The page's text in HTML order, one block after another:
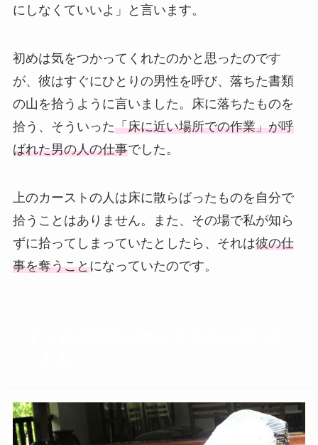
にしなくていいよ」と言います。
初めは気をつかってくれたのかと思ったのです
が、彼はすぐにひとりの男性を呼び、落ちた書類
の山を拾うように言いました。床に落ちたものを
拾う、そういった「床に近い場所での作業」が呼
ばれた男の人の仕事でした。
上のカーストの人は床に散らばったものを自分で
拾うことはありません。また、その場で私が知ら
ずに拾ってしまっていたとしたら、それは彼の仕
事を奪うことになっていたのです。